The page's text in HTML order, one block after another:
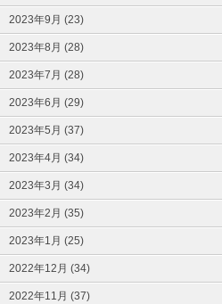
2023年9月 (23)
2023年8月 (28)
2023年7月 (28)
2023年6月 (29)
2023年5月 (37)
2023年4月 (34)
2023年3月 (34)
2023年2月 (35)
2023年1月 (25)
2022年12月 (34)
2022年11月 (37)